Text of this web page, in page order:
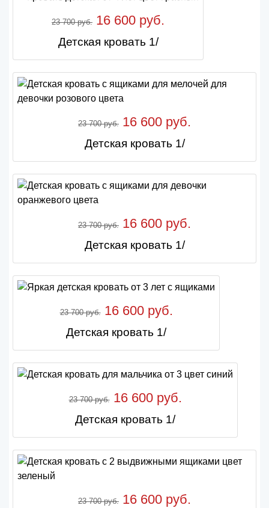
23 700 руб. 16 600 руб.
Детская кровать 1/
23 700 руб. 16 600 руб.
Детская кровать 1/
23 700 руб. 16 600 руб.
Детская кровать 1/
23 700 руб.16 600 руб.
Детская кровать 1/
23 700 руб.16 600 руб.
Детская кровать 1/
23 700 руб. 16 600 руб.